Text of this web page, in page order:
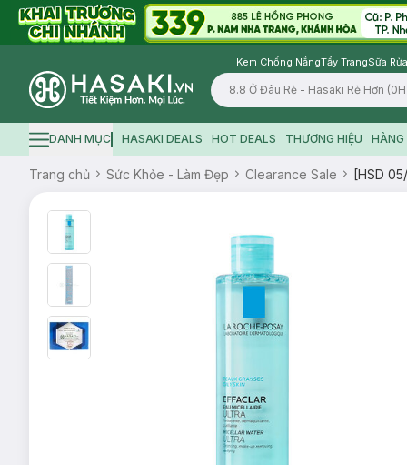
Kem Chống NắngTẩy TrangSữa
Logo
Hamburger icon
DANH MỤC HASAKI DEALS HOT DEALS THƯƠNG HIỆU HÀNG
Trang chủ Sức Khỏe - Làm Đẹp Clearance Sale [HSD